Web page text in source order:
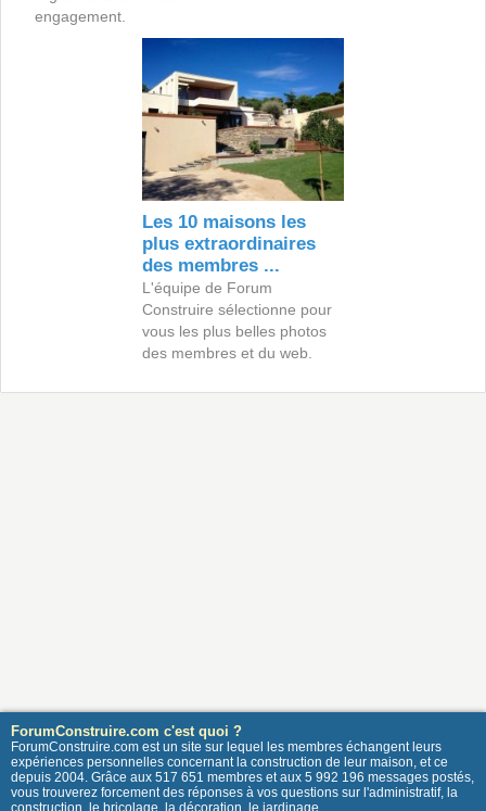
engagement.
Les 10 maisons les
plus extraordinaires
des membres ...
L'équipe de Forum
Construire sélectionne pour
vous les plus belles photos
des membres et du web.
ForumConstruire.com c'est quoi ?
ForumConstruire.com est un site sur lequel les membres échangent leurs
expériences personnelles concernant la construction de leur maison, et ce
depuis 2004. Grâce aux 517 651 membres et aux 5 992 196 messages postés,
vous trouverez forcement des réponses à vos questions sur l'administratif, la
construction, le bricolage, la décoration, le jardinage ...